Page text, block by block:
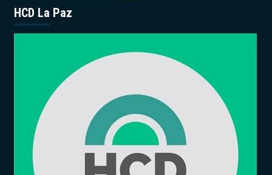
HCD La Paz